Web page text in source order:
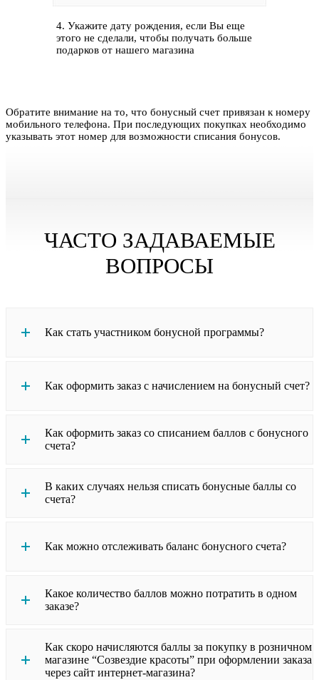
4. Укажите дату рождения, если Вы еще
этого не сделали, чтобы получать больше
подарков от нашего магазина
Обратите внимание на то, что бонусный счет привязан к номеру
мобильного телефона. При последующих покупках необходимо
указывать этот номер для возможности списания бонусов.
ЧАСТО ЗАДАВАЕМЫЕ
ВОПРОСЫ
Как стать участником бонусной программы?
Как оформить заказ с начислением на бонусный счет?
Как оформить заказ со списанием баллов с бонусного
счета?
В каких случаях нельзя списать бонусные баллы со
счета?
Как можно отслеживать баланс бонусного счета?
Какое количество баллов можно потратить в одном
заказе?
Как скоро начисляются баллы за покупку в розничном
магазине “Созвездие красоты” при оформлении заказа
через сайт интернет-магазина?